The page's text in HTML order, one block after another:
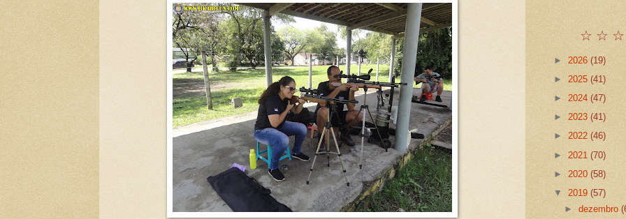
☆ ☆ ☆
► 2026 (19)
► 2025 (41)
► 2024 (47)
► 2023 (41)
► 2022 (46)
► 2021 (70)
► 2020 (58)
▼ 2019 (57)
►dezembro